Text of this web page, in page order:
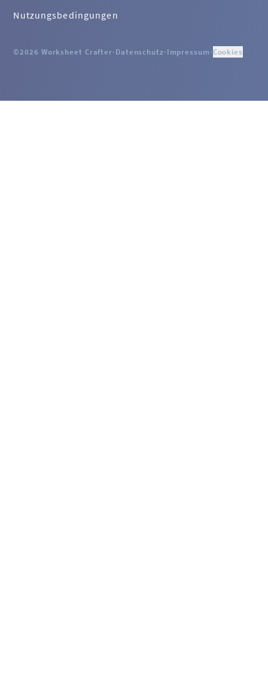
Nutzungsbedingungen
©2026 Worksheet Crafter·Datenschutz·Impressum·Cookies